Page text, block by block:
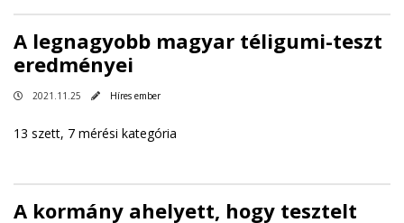
A legnagyobb magyar téligumi-teszt
eredményei
2021.11.25 Híres ember
13 szett, 7 mérési kategória
A kormány ahelyett, hogy tesztelt